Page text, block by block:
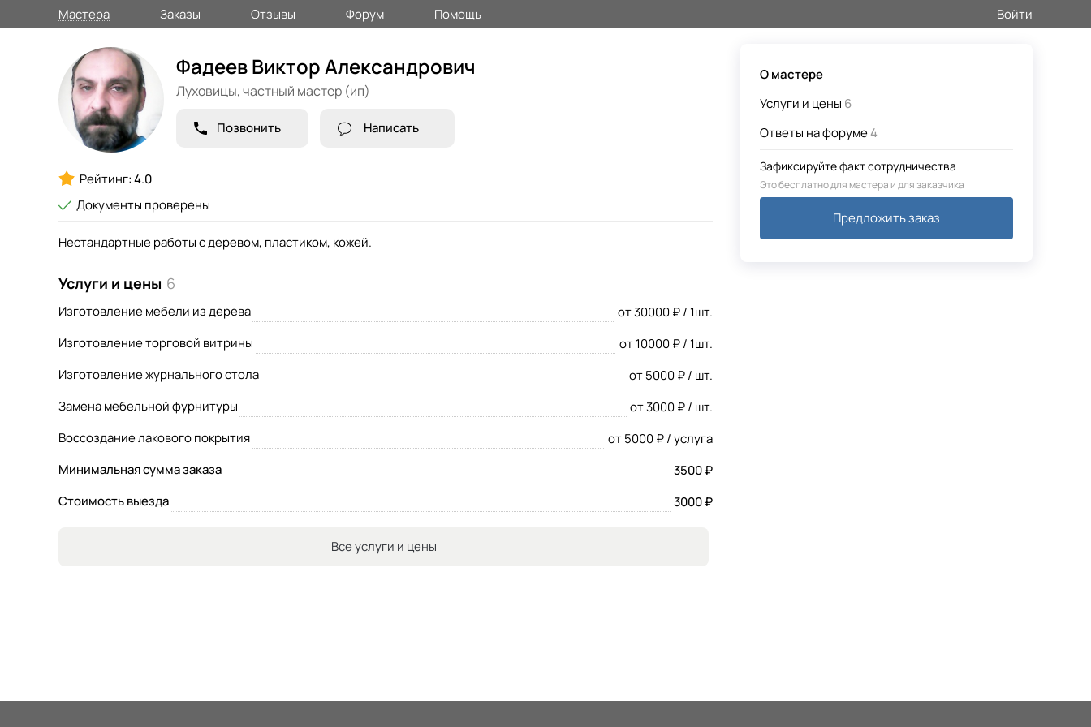
Мастера Заказы Отзывы Форум Помощь Войти
О мастере
Услуги и цены 6
Ответы на форуме4
Зафиксируйте факт сотрудничества
Это бесплатно для мастера и для заказчика
Предложить заказ
Фадеев Виктор Александрович
Луховицы,частный мастер (ип)
Позвонить Написать
Рейтинг:4.0
Документы проверены
Нестандартные работы с деревом, пластиком, кожей.
Услуги и цены 6
Изготовление мебели из дерева
от 30000 ₽ / 1шт.
Изготовление торговой витрины
от 10000 ₽ / 1шт.
Изготовление журнального стола
от 5000 ₽ / шт.
Замена мебельной фурнитуры
от 3000 ₽ / шт.
Воссоздание лакового покрытия
от 5000 ₽ / услуга
Минимальная сумма заказа
3500 ₽
Стоимость выезда
3000 ₽
Все услуги и цены